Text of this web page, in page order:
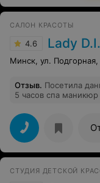
САЛОН КРАСОТЫ
4.6 Lady
Минск, ул. Подгорная,
Отзыв. Посетила
5 часов спа
5 часов в релаксе ,
сертификат, туда
желанию можно
-лаком. Надеюсь
СТУДИЯ ДЕТСКОЙ